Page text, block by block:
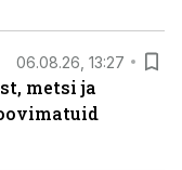
06.08.26, 13:27
metsi ja